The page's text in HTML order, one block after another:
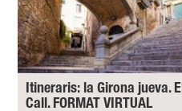
Itineraris: la Girona jueva. El
Call. FORMAT VIRTUAL